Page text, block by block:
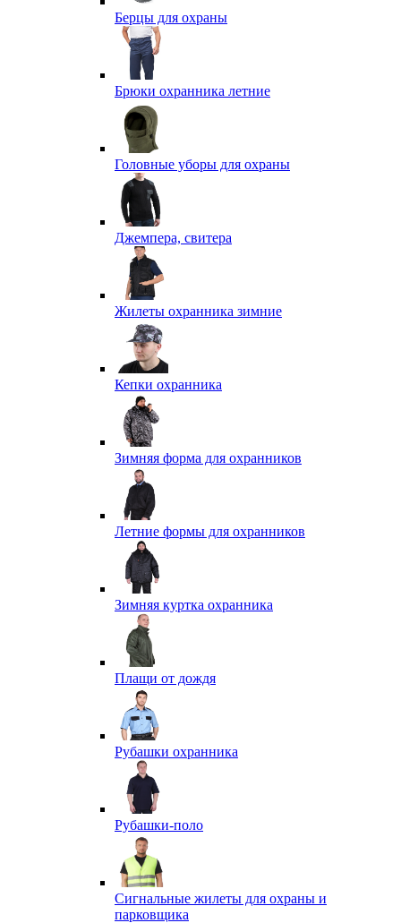
Берцы для охраны
Брюки охранника летние
Головные уборы для охраны
Джемпера, свитера
Жилеты охранника зимние
Кепки охранника
Зимняя форма для охранников
Летние формы для охранников
Зимняя куртка охранника
Плащи от дождя
Рубашки охранника
Рубашки-поло
Сигнальные жилеты для охраны и
парковщика